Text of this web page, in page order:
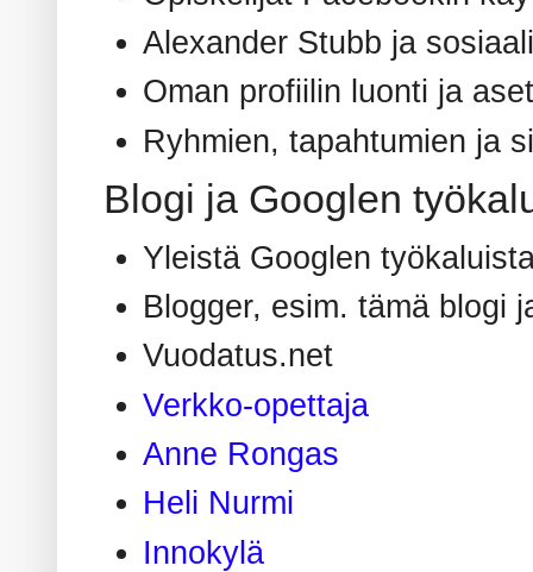
Alexander Stubb ja
Oman profiilin luonti ja
Ryhmien, tapahtumien ja
Blogi ja Googlen
Yleistä Googlen
Blogger, esim. tämä blogi
Vuodatus.net
Verkko-opettaja
Anne Rongas
Heli Nurmi
Innokylä